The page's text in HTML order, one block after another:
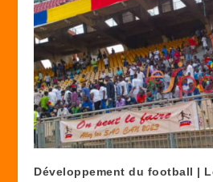
Développement du football |